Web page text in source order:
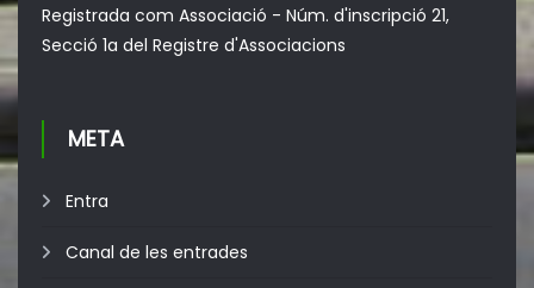
Registrada com Associació - Núm. d'inscripció 21,
Secció 1a del Registre d'Associacions
META
Entra
Canal de les entrades